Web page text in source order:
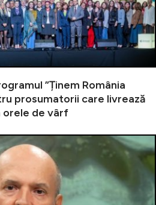
”Ținem România
prosumatorii care livrează
orele de vârf